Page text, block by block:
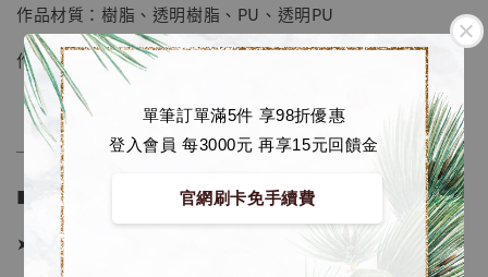
單筆訂單滿5件 享98折優惠
登入會員 每3000元 再享15元回饋金
官網刷卡免手續費
作品材質：樹脂、透明樹脂、PU、透明PU
作品配置：底座和大熊眼睛配置燈效
──────────────
■ 販售資訊：
➤ 價格 25780元 (訂金15000)